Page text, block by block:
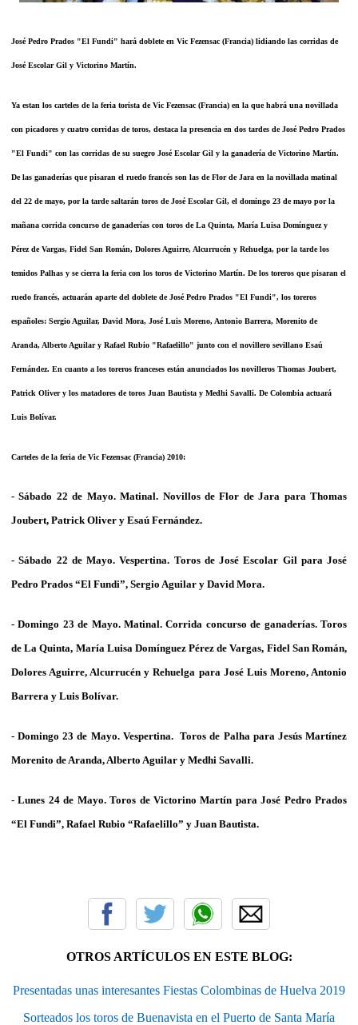
José Pedro Prados "El Fundi" hará doblete en Vic Fezensac (Francia) lidiando las corridas de
José Escolar Gil y Victorino Martín.
Ya estan los carteles de la feria torista de Vic Fezensac (Francia) en la que habrá una novillada
con picadores y cuatro corridas de toros, destaca la presencia en dos tardes de José Pedro Prados
"El Fundi" con las corridas de su suegro José Escolar Gil y la ganadería de Victorino Martín.
De las ganaderías que pisaran el ruedo francés son las de Flor de Jara en la novillada matinal
del 22 de mayo, por la tarde saltarán toros de José Escolar Gil, el domingo 23 de mayo por la
mañana corrida concurso de ganaderías con toros de La Quinta, María Luisa Domínguez y
Pérez de Vargas, Fidel San Román, Dolores Aguirre, Alcurrucén y Rehuelga, por la tarde los
temidos Palhas y se cierra la feria con los toros de Victorino Martín. De los toreros que pisaran el
ruedo francés, actuarán aparte del doblete de José Pedro Prados "El Fundi", los toreros
españoles: Sergio Aguilar, David Mora, José Luis Moreno, Antonio Barrera, Morenito de
Aranda, Alberto Aguilar y Rafael Rubio "Rafaelillo" junto con el novillero sevillano Esaú
Fernández. En cuanto a los toreros franceses están anunciados los novilleros Thomas Joubert,
Patrick Oliver y los matadores de toros Juan Bautista y Medhi Savalli. De Colombia actuará
Luis Bolívar.
Carteles de la feria de Vic Fezensac (Francia) 2010:
- Sábado 22 de Mayo. Matinal. Novillos deFlor de Jara para Thomas
Joubert, Patrick Oliver y Esaú Fernández.
- Sábado 22 de Mayo. Vespertina. Toros deJosé Escolar Gil para José
Pedro Prados “El Fundi”, Sergio Aguilar y David Mora.
- Domingo 23 de Mayo. Matinal. Corrida concurso de ganaderías. Toros
deLa Quinta, María Luisa Domínguez Pérez de Vargas, Fidel San Román,
Dolores Aguirre, AlcurrucényRehuelga para José Luis Moreno, Antonio
Barrera y Luis Bolívar.
- Domingo 23 de Mayo. Vespertina. Toros de Palha para Jesús Martínez
Morenito de Aranda, Alberto Aguilar y Medhi Savalli.
- Lunes 24 de Mayo. Toros de Victorino Martín para José Pedro Prados
“El Fundi”, Rafael Rubio “Rafaelillo” y Juan Bautista.
OTROS ARTÍCULOS EN ESTE BLOG:
Presentadas unas interesantes Fiestas Colombinas de Huelva 2019
Sorteados los toros de Buenavista en el Puerto de Santa María